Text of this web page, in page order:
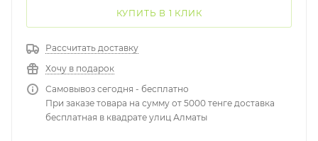
КУПИТЬ В 1 КЛИК
Рассчитать доставку
Хочу в подарок
Самовывоз сегодня - бесплатно
При заказе товара на сумму от 5000 тенге доставка
бесплатная в квадрате улиц Алматы